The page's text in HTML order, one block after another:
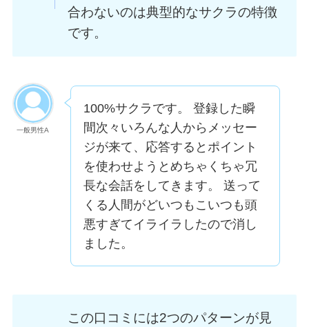
合わないのは典型的なサクラの特徴
です。
一般男性A
100%サクラです。 登録した瞬
間次々いろんな人からメッセー
ジが来て、応答するとポイント
を使わせようとめちゃくちゃ冗
長な会話をしてきます。 送って
くる人間がどいつもこいつも頭
悪すぎてイライラしたので消し
ました。
この口コミには2つのパターンが見